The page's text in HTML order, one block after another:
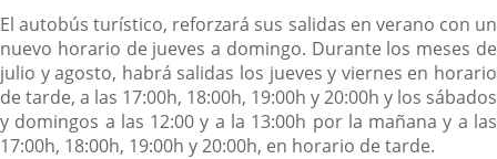
El autobús turístico, reforzará sus salidas en verano con un
nuevo horario de jueves a domingo. Durante los meses de
julio y agosto, habrá salidas los jueves y viernes en horario
de tarde, a las 17:00h, 18:00h, 19:00h y 20:00h y los sábados
y domingos a las 12:00 y a la 13:00h por la mañana y a las
17:00h, 18:00h, 19:00h y 20:00h, en horario de tarde.